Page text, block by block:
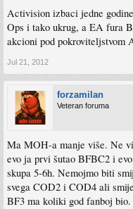
Activision izbaci jedne
Ops i tako ukrug, a EA fura
akcioni pod pokroviteljstvom
Jul 21, 2012
forzamilan
Veteran foruma
Ma MOH-a manje više. Ne
evo ja prvi šutao BFBC2 i
skupa 5-6h. Nemojmo biti
svega COD2 i COD4 ali
BF3 ma koliki god fanboj